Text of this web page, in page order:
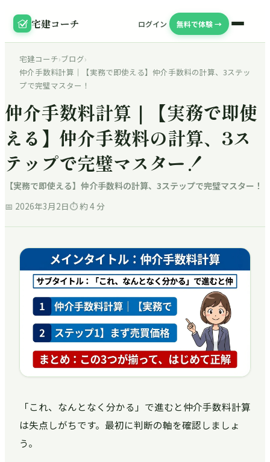
宅建コーチ ログイン 無料で体験 →
宅建コーチ›ブログ›
仲介手数料計算｜【実務で即使える】仲介手数料の計算、3ステッ
プで完璧マスター！
仲介手数料計算｜【実務で即使
える】仲介手数料の計算、3ス
テップで完璧マスター！
【実務で即使える】仲介手数料の計算、3ステップで完璧マスター！
📅 2026年3月2日⏱ 約4 分
「これ、なんとなく分かる」で進むと仲介手数料計算
は失点しがちです。最初に判断の軸を確認しましょ
う。